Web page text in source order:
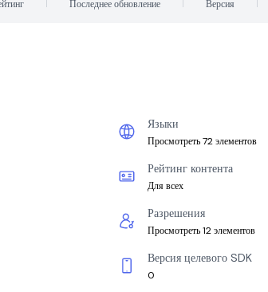
Последнее обновление Версия
Языки
Просмотреть 72 элементов
Рейтинг контента
Для всех
Разрешения
Просмотреть 12 элементов
Версия целевого SDK
0